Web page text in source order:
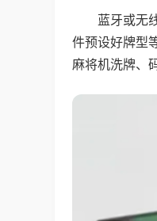
蓝牙或无
件预设好牌型
麻将机洗牌、